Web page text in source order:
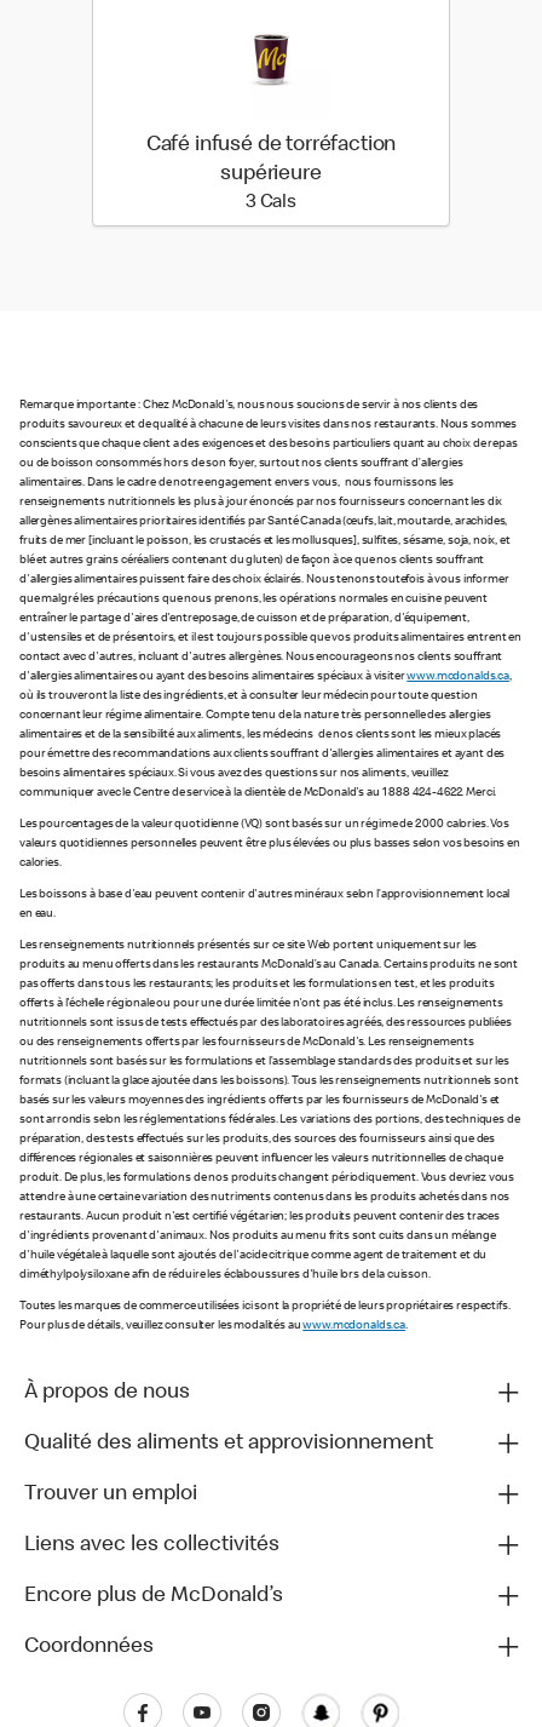
Café infusé de torréfaction
supérieure
3 Cals3 calories
Remarque importante : Chez McDonald's, nous nous soucions de servir à nos clients des
produits savoureux et de qualité à chacune de leurs visites dans nos restaurants. Nous sommes
conscients que chaque client a des exigences et des besoins particuliers quant au choix de repas
ou de boisson consommés hors de son foyer, surtout nos clients souffrant d’allergies
alimentaires. Dans le cadre de notre engagement envers vous, nous fournissons les
renseignements nutritionnels les plus à jour énoncés par nos fournisseurs concernant les dix
allergènes alimentaires prioritaires identifiés par Santé Canada (œufs, lait, moutarde, arachides,
fruits de mer [incluant le poisson, les crustacés et les mollusques], sulfites, sésame, soja, noix, et
blé et autres grains céréaliers contenant du gluten) de façon à ce que nos clients souffrant
d'allergies alimentaires puissent faire des choix éclairés. Nous tenons toutefois à vous informer
que malgré les précautions que nous prenons, les opérations normales en cuisine peuvent
entraîner le partage d'aires d'entreposage, de cuisson et de préparation, d'équipement,
d'ustensiles et de présentoirs, et il est toujours possible que vos produits alimentaires entrent en
contact avec d'autres, incluant d'autres allergènes. Nous encourageons nos clients souffrant
d'allergies alimentaires ou ayant des besoins alimentaires spéciaux à visiterwww.mcdonalds.ca,
où ils trouveront la liste des ingrédients, et à consulter leur médecin pour toute question
concernant leur régime alimentaire. Compte tenu de la nature très personnelle des allergies
alimentaires et de la sensibilité aux aliments, les médecins de nos clients sont les mieux placés
pour émettre des recommandations aux clients souffrant d'allergies alimentaires et ayant des
besoins alimentaires spéciaux. Si vous avez des questions sur nos aliments, veuillez
communiquer avec le Centre de service à la clientèle de McDonald's au 1 888 424-4622. Merci.
Les pourcentages de la valeur quotidienne (VQ) sont basés sur un régime de 2 000 calories. Vos
valeurs quotidiennes personnelles peuvent être plus élevées ou plus basses selon vos besoins en
calories.
Les boissons à base d'eau peuvent contenir d'autres minéraux selon l’approvisionnement local
en eau.
Les renseignements nutritionnels présentés sur ce site Web portent uniquement sur les
produits au menu offerts dans les restaurants McDonald’s au Canada. Certains produits ne sont
pas offerts dans tous les restaurants; les produits et les formulations en test, et les produits
offerts à l'échelle régionale ou pour une durée limitée n'ont pas été inclus. Les renseignements
nutritionnels sont issus de tests effectués par des laboratoires agréés, des ressources publiées
ou des renseignements offerts par les fournisseurs de McDonald's. Les renseignements
nutritionnels sont basés sur les formulations et l’assemblage standards des produits et sur les
formats (incluant la glace ajoutée dans les boissons). Tous les renseignements nutritionnels sont
basés sur les valeurs moyennes des ingrédients offerts par les fournisseurs de McDonald's et
sont arrondis selon les réglementations fédérales. Les variations des portions, des techniques de
préparation, des tests effectués sur les produits, des sources des fournisseurs ainsi que des
différences régionales et saisonnières peuvent influencer les valeurs nutritionnelles de chaque
produit. De plus, les formulations de nos produits changent périodiquement. Vous devriez vous
attendre à une certaine variation des nutriments contenus dans les produits achetés dans nos
restaurants. Aucun produit n'est certifié végétarien; les produits peuvent contenir des traces
d'ingrédients provenant d'animaux. Nos produits au menu frits sont cuits dans un mélange
d'huile végétale à laquelle sont ajoutés de l'acide citrique comme agent de traitement et du
diméthylpolysiloxane afin de réduire les éclaboussures d'huile lors de la cuisson.
Toutes les marques de commerce utilisées ici sont la propriété de leurs propriétaires respectifs.
Pour plus de détails, veuillez consulter les modalités auwww.mcdonalds.ca.
À propos de nous
Qualité des aliments et approvisionnement
Trouver un emploi
Liens avec les collectivités
Encore plus de McDonald’s
Coordonnées